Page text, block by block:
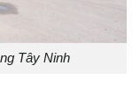
Tây Ninh